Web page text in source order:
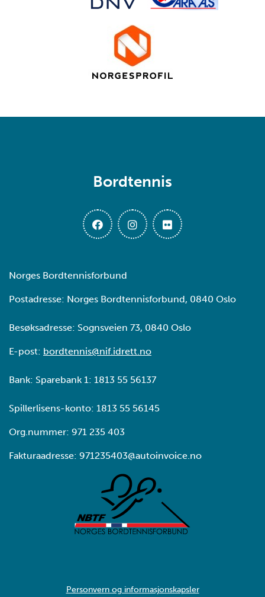
Bordtennis
Norges Bordtennisforbund
Postadresse: Norges Bordtennisforbund, 0840 Oslo
Besøksadresse: Sognsveien 73, 0840 Oslo
E-post: bordtennis@nif.idrett.no
Bank: Sparebank 1: 1813 55 56137
Spillerlisens-konto: 1813 55 56145
Org.nummer: 971 235 403
Fakturaadresse: 971235403@autoinvoice.no
Personvern og informasjonskapsler